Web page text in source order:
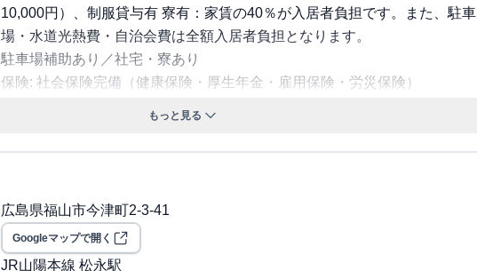
10,000円）、制服貸与有 寮有：家賃の40％が入居者負担です。また、駐車
場・水道光熱費・自治会費は全額入居者負担となります。
駐車場補助あり／社宅・寮あり
保険: 社会保険完備（健康保険・厚生年金・雇用保険・労災保険）
選考プロセス詳細: 1次：面接/人事担当者
もっと見る
広島県福山市今津町2-3-41
Googleマップで開く
JR山陽本線 松永駅